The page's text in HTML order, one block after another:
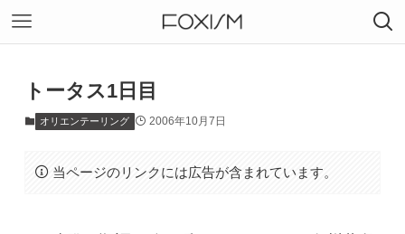
トータス1日目
オリエンテーリング 2006年10月7日
当ページのリンクには広告が含まれています。